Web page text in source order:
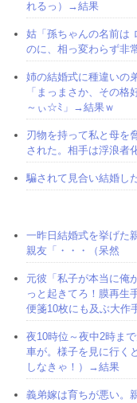
れるっ）→結果
姑「孫ちゃんの名前は
のに、相っ変わらず非
姉の結婚式に種違いの
「まっまさか、その
～ぃ☆ﾐ」→結果ｗ
刃物を持って私と母を
された。相手は浮浪者
騙されて見合い結婚し
一昨日結婚式を挙げた
親友「・・・（呆然
元彼「私子が本当に俺
っと起きてろ！膜再生
便箋10枚にも及ぶ大作
夜10時位～夜中2時ま
車が。様子を見に行く
しなきゃ！）→結果
義弟嫁は育ちが悪い。